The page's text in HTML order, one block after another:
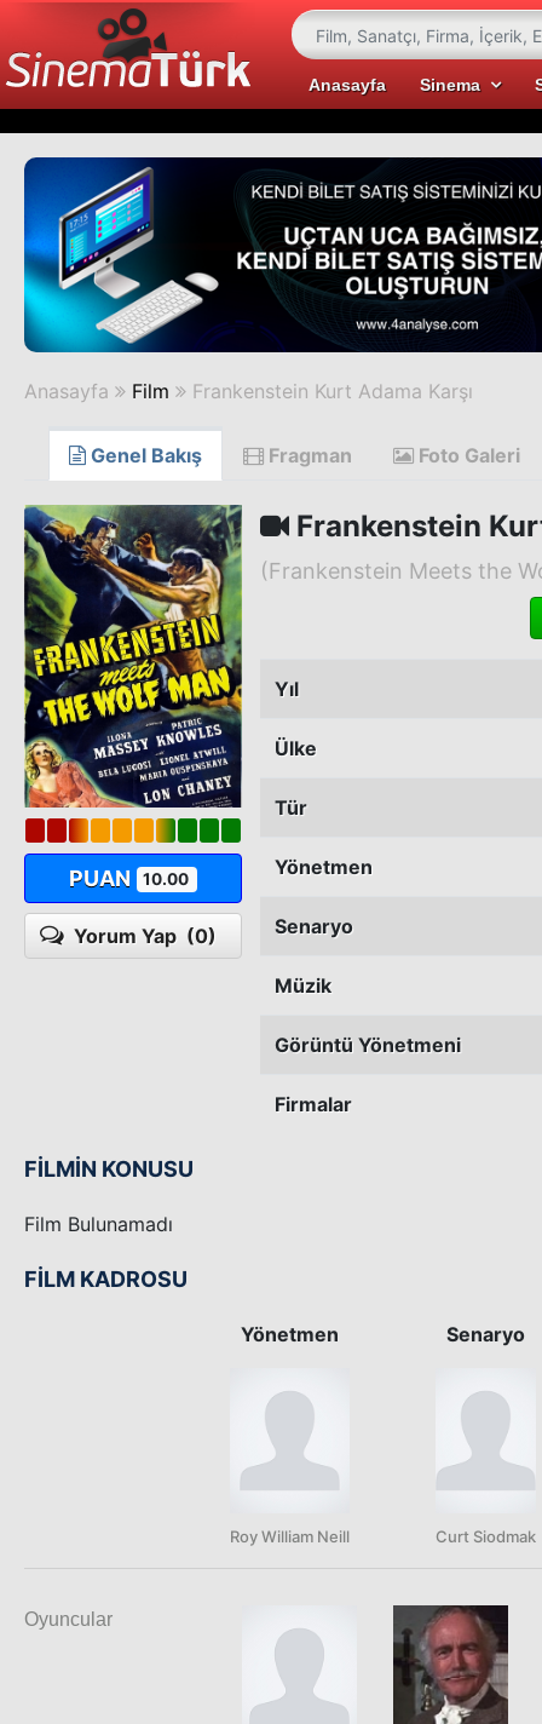
Anasayfa Sinema
Anasayfa Film Frankenstein Kurt Adama Karşı
Genel Bakış Fragman Foto Galeri
PUAN 10.00
Yorum Yap (0)
Frankenstein
(Frankenstein Meets the
Yıl
Ülke
Tür
Yönetmen
Senaryo
Müzik
Görüntü Yönetmeni
Firmalar
FİLMİN KONUSU
Film Bulunamadı
FİLM KADROSU
Yönetmen
Roy William Neill
Senaryo
Curt Siodmak
Oyuncular